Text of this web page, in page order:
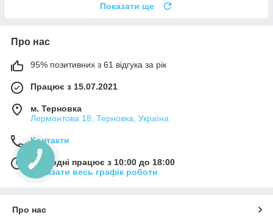
Показати ще
Про нас
95% позитивних з 61 відгука за рік
Працює з 15.07.2021
м. Терновка
Лермонтова 18, Терновка, Україна
Контакти
Сьогодні працює з 10:00 до 18:00
Показати весь графік роботи
Про нас